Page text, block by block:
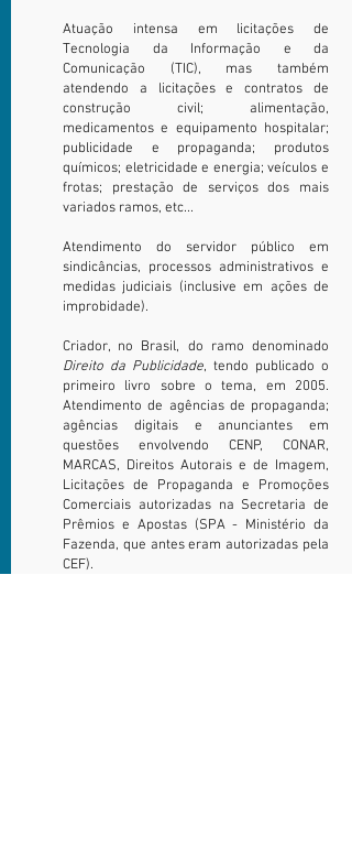
Atuação intensa em licitações de
Tecnologia da Informação e da
Comunicação (TIC), mas também
atendendo a licitações e contratos de
construção civil; alimentação,
medicamentos e equipamento hospitalar;
publicidade e propaganda; produtos
químicos; eletricidade e energia; veículos e
frotas; prestação de serviços dos mais
variados ramos, etc...
Atendimento do servidor público em
sindicâncias, processos administrativos e
medidas judiciais (inclusive em ações de
improbidade).
Criador, no Brasil, do ramo denominado
Direito da Publicidade, tendo publicado o
primeiro livro sobre o tema, em 2005.
Atendimento de agências de propaganda;
agências digitais e anunciantes em
questões envolvendo CENP, CONAR,
MARCAS, Direitos Autorais e de Imagem,
Licitações de Propaganda e Promoções
Comerciais autorizadas na Secretaria de
Prêmios e Apostas (SPA - Ministério da
Fazenda, que antes eram autorizadas pela
CEF).